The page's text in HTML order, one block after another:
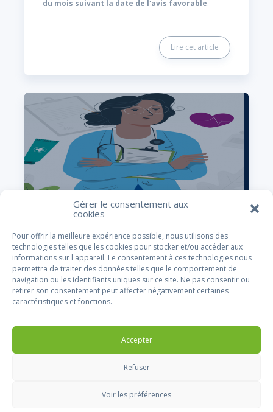
Gérer le consentement aux
cookies
Pour offrir la meilleure expérience possible, nous utilisons des
technologies telles que les cookies pour stocker et/ou accéder aux
informations sur l'appareil. Le consentement à ces technologies nous
permettra de traiter des données telles que le comportement de
navigation ou les identifiants uniques sur ce site. Ne pas consentir ou
retirer son consentement peut affecter négativement certaines
caractéristiques et fonctions.
Accepter
Refuser
Voir les préférences
du mois suivant la date de l'avis favorable.
Lire cet article
20 JUILLET 2023
SUPPRESSION DU JOUR DE
CARENCE EN CAS D’ARRÊT DE
TRAVAIL LIÉ À UNE
INTERRUPTION SPONTANÉE DE
GROSSESSE
Suppression du jour de carence en cas d’arrêt de
travail lié à une interruption spontanée de grossesse
Lire cet article
CDG57© 2019 - Tous droits réservés